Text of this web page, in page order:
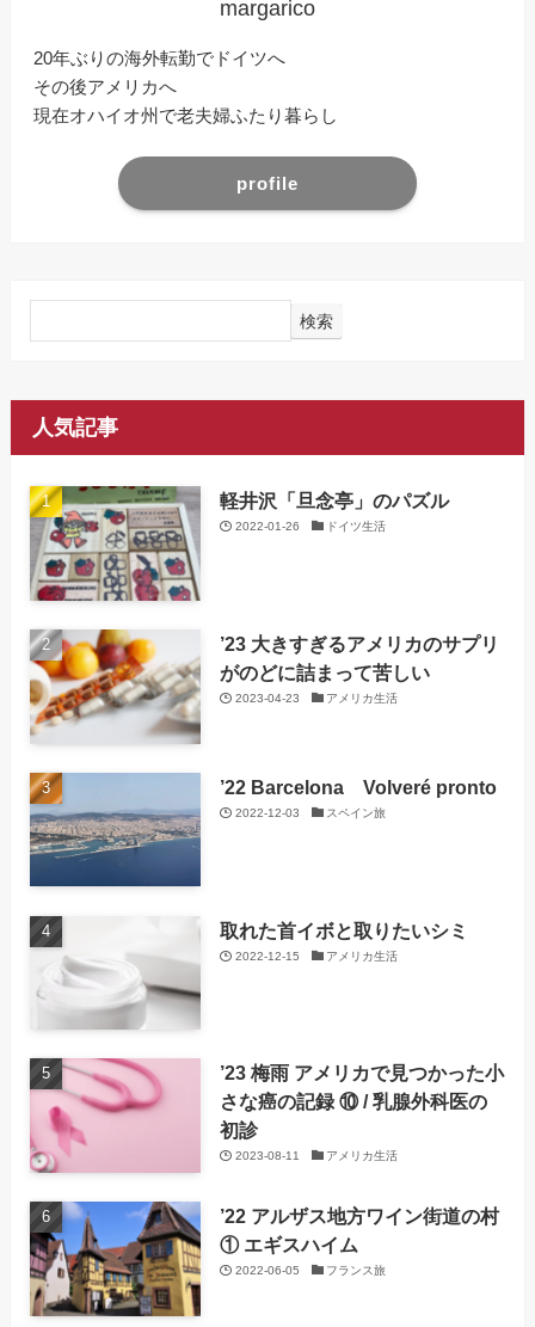
margarico
20年ぶりの海外転勤でドイツへ
その後アメリカへ
現在オハイオ州で老夫婦ふたり暮らし
profile
検索
人気記事
軽井沢「旦念亭」のパズル
2022-01-26 ドイツ生活
’23 大きすぎるアメリカのサプリ
がのどに詰まって苦しい
2023-04-23 アメリカ生活
’22 Barcelona Volveré pronto
2022-12-03 スペイン旅
取れた首イボと取りたいシミ
2022-12-15 アメリカ生活
’23 梅雨 アメリカで見つかった小
さな癌の記録 ⑩ / 乳腺外科医の
初診
2023-08-11 アメリカ生活
’22 アルザス地方ワイン街道の村
① エギスハイム
2022-06-05 フランス旅